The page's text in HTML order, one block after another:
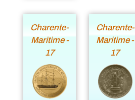
Charente-
Maritime -
17
Charente-
Maritime -
17